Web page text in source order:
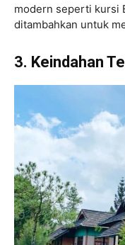
modern seperti kursi
ditambahkan untuk
3. Keindahan